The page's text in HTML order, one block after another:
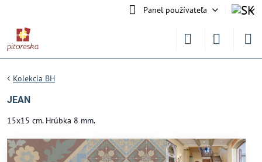
Panel používateľa
Kolekcia BH
JEAN
15x15 cm. Hrúbka 8 mm.